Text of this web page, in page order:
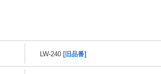
LW-240 [旧品番]